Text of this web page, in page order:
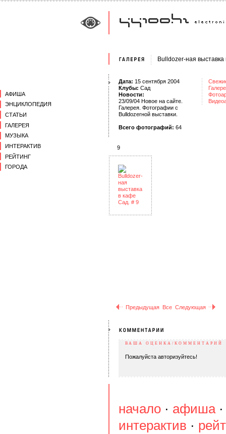
АФИША
ЭНЦИКЛОПЕДИЯ
СТАТЬИ
ГАЛЕРЕЯ
МУЗЫКА
ИНТЕРАКТИВ
РЕЙТИНГ
ГОРОДА
Bulldozer-ная
Дата: 15 сентября 2004
Клубы: Сад
Новости:
23/09/04 Новое на сайте.
Галерея. Фотографии с
Bulldozerной выставки.
Всего фотографий: 64
9
Предыдущая Все Следующая
ВАША ОЦЕНКА/КОММЕНТАРИЙ
Пожалуйста авторизуйтесь!
начало · афиша
интерактив ·